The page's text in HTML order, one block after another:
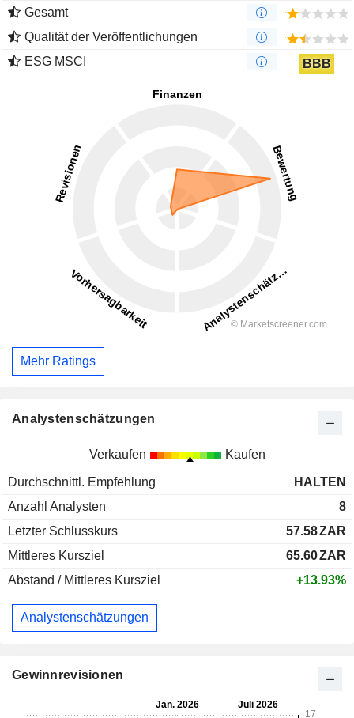
Gesamt
Qualität der Veröffentlichungen
ESG MSCI
BBB
Mehr Ratings
Analystenschätzungen
Verkaufen Kaufen
Durchschnittl. Empfehlung
HALTEN
Anzahl Analysten
8
Letzter Schlusskurs
57.58ZAR
Mittleres Kursziel
65.60ZAR
Abstand / Mittleres Kursziel
+13.93%
Analystenschätzungen
Gewinnrevisionen